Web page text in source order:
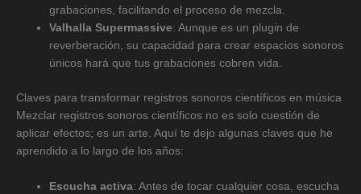
grabaciones, facilitando el proceso de mezcla.
Valhalla Supermassive: Aunque es un plugin de
reverberación, su capacidad para crear espacios sonoros
únicos hará que tus grabaciones cobren vida.
Claves para transformar registros sonoros científicos en música
Mezclar registros sonoros científicos no es solo cuestión de
aplicar efectos; es un arte. Aquí te dejo algunas claves que he
aprendido a lo largo de los años:
Escucha activa: Antes de tocar cualquier cosa, escucha